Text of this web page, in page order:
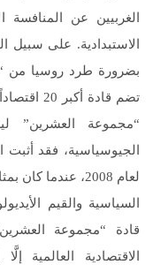
الغربيين عن المنافسة
الاستبدادية. على سبيل
بضرورة طرد روسيا من
تضم
“مجموعة العشرين”
الجيوسياسية، فقد أثبت
لعام 2008، عندما
السياسية والقيم
قادة “مجموعة
الاقتصادية العالمية